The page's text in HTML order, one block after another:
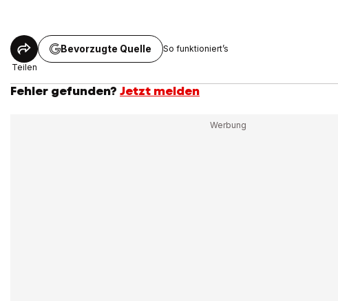
Teilen
Bevorzugte Quelle So funktioniert’s
Fehler gefunden? Jetzt melden